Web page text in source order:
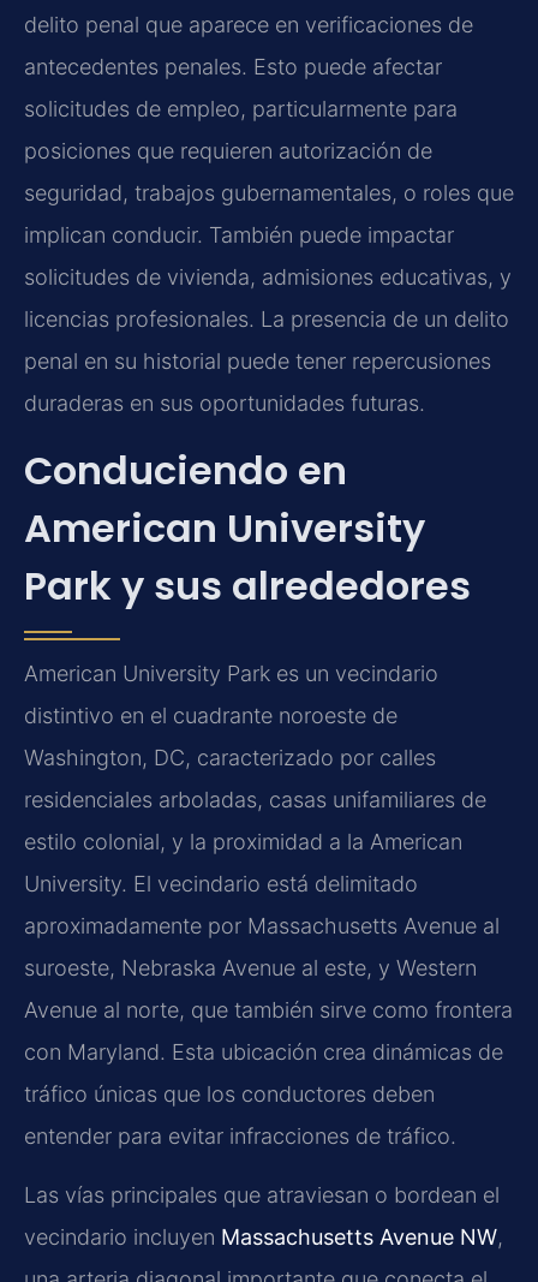
delito penal que aparece en verificaciones de
antecedentes penales. Esto puede afectar
solicitudes de empleo, particularmente para
posiciones que requieren autorización de
seguridad, trabajos gubernamentales, o roles que
implican conducir. También puede impactar
solicitudes de vivienda, admisiones educativas, y
licencias profesionales. La presencia de un delito
penal en su historial puede tener repercusiones
duraderas en sus oportunidades futuras.
Conduciendo en
American University
Park y sus alrededores
American University Park es un vecindario
distintivo en el cuadrante noroeste de
Washington, DC, caracterizado por calles
residenciales arboladas, casas unifamiliares de
estilo colonial, y la proximidad a la American
University. El vecindario está delimitado
aproximadamente por Massachusetts Avenue al
suroeste, Nebraska Avenue al este, y Western
Avenue al norte, que también sirve como frontera
con Maryland. Esta ubicación crea dinámicas de
tráfico únicas que los conductores deben
entender para evitar infracciones de tráfico.
Las vías principales que atraviesan o bordean el
vecindario incluyen Massachusetts Avenue NW,